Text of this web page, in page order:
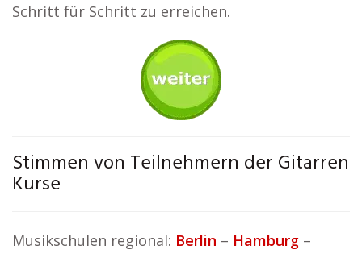
Schritt für Schritt zu erreichen.
Stimmen von Teilnehmern der Gitarren
Kurse
Musikschulen regional: Berlin – Hamburg –